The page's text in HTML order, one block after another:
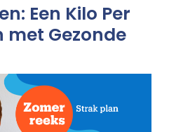
Een Kilo Per
met Gezonde